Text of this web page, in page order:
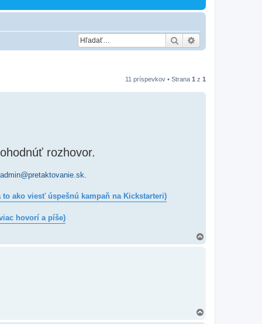
Hľadať
11 príspevkov • Strana 1 z 1
rozhovor.
admin@pretaktovanie.sk.
ako viesť úspešnú kampaň na Kickstarteri)
hovorí a píše)